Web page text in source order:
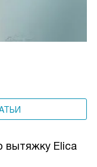
вытяжку Elica